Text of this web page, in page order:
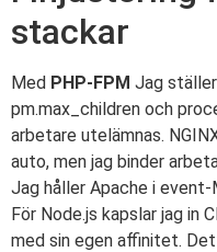
stackar
Med PHP-FPM Jag
pm.max_children och
arbetare utelämnas.
auto, men jag binder
Jag håller Apache i
För Node.js kapslar jag in
med sin egen affinitet.